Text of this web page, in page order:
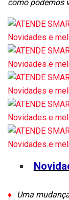
como podemos
♦ Uma